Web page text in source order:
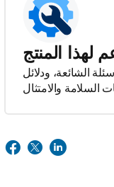
لهذا المنتج
الشائعة، ودلائل